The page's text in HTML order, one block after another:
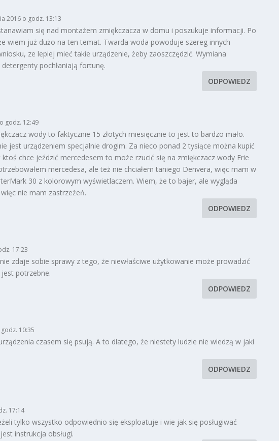
2016 o godz. 13:13
się nad montażem zmiękczacza w domu i poszukuje informacji. Po
wiem już dużo na ten temat. Twarda woda powoduje szereg innych
ze lepiej mieć takie urządzenie, żeby zaoszczędzić. Wymiana
pochłaniają fortunę.
ODPOWIEDZ
godz. 12:49
wody to faktycznie 15 złotych miesięcznie to jest to bardzo mało.
jest urządzeniem specjalnie drogim. Za nieco ponad 2 tysiące można kupić
chce jeździć mercedesem to może rzucić się na zmiękczacz wody Erie
mercedesa, ale też nie chciałem taniego Denvera, więc mam w
30 z kolorowym wyświetlaczem. Wiem, że to bajer, ale wygląda
nie mam zastrzeżeń.
ODPOWIEDZ
17:23
zdaje sobie sprawy z tego, że niewłaściwe użytkowanie może prowadzić
potrzebne.
ODPOWIEDZ
10:35
czasem się psują. A to dlatego, że niestety ludzie nie wiedzą w jaki
ODPOWIEDZ
17:14
tylko wszystko odpowiednio się eksploatuje i wie jak się posługiwać
instrukcja obsługi.